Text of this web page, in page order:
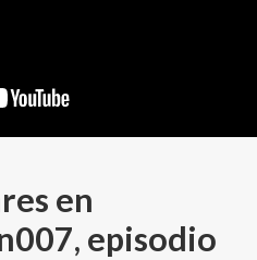
en
episodio